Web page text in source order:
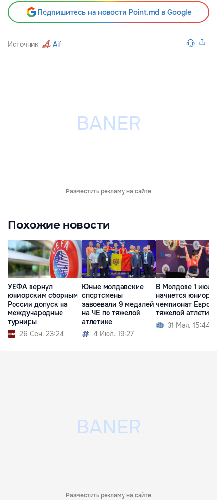
Подпишитесь на новости Point.md в Google
Источник Aif
Разместить рекламу на сайте
Похожие новости
УЕФА вернул
юниорским сборным
России допуск на
международные
турниры
26 Сен. 23:24
Юные молдавские
спортсмены
завоевали 9 медалей
на ЧЕ по тяжелой
атлетике
4 Июл. 19:27
В Молдове 1 июля
начнется
чемпионат
тяжелой атлетике
31 Мая. 15:44
Разместить рекламу на сайте